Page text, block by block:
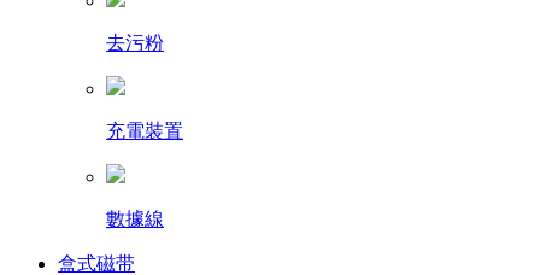
去污粉
充電裝置
數據線
盒式磁带